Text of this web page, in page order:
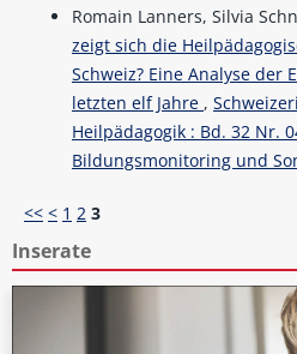
Romain Lanners, Silvia
zeigt sich die
Schweiz? Eine Analyse der
letzten elf Jahre ,
Heilpädagogik : Bd. 32 Nr.
Bildungsmonitoring und
<< < 1 2 3
Inserate